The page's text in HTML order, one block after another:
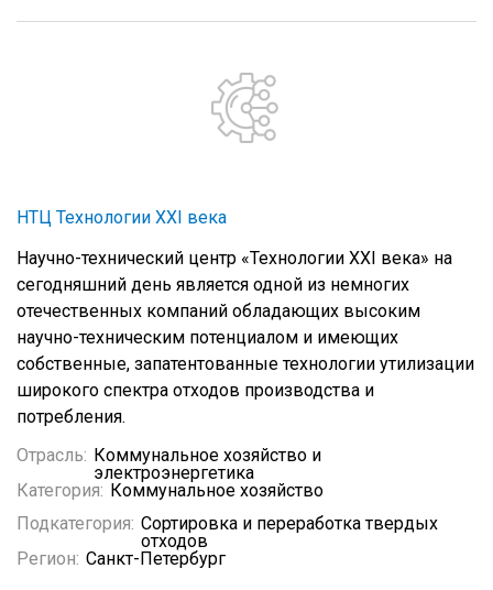
НТЦ Технологии XXI века
Научно-технический центр «Технологии XXI века» на
сегодняшний день является одной из немногих
отечественных компаний обладающих высоким
научно-техническим потенциалом и имеющих
собственные, запатентованные технологии утилизации
широкого спектра отходов производства и
потребления.
Отрасль: Коммунальное хозяйство и
электроэнергетика
Категория: Коммунальное хозяйство
Подкатегория: Сортировка и переработка твердых
отходов
Регион: Санкт-Петербург